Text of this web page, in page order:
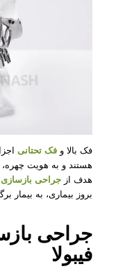
فک بالا و فک تحتانی
هستند و به هویت چهره،
هدف از جراحی
بروز بیماری، به بیمار
جراحی
فیبولا